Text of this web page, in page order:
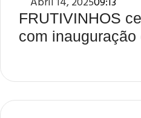
FRUTIVINHOS
com